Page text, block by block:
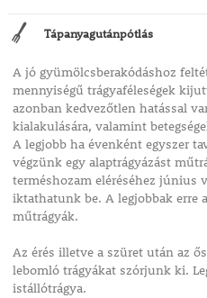
Tápanyagutánpótlás
A jó gyümölcsberakódáshoz
mennyiségű trágyaféleségek
azonban kedvezőtlen hatással
kialakulására, valamint
A legjobb ha évenként egyszer
végzünk egy alaptrágyázást
terméshozam eléréséhez június
iktathatunk be. A legjobbak erre
műtrágyák.
Az érés illetve a szüret után az
lebomló trágyákat szórjunk ki.
istállótrágya.